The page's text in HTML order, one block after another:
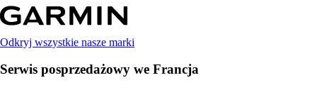
Odkryj wszystkie nasze marki
Serwis posprzedażowy we Francja